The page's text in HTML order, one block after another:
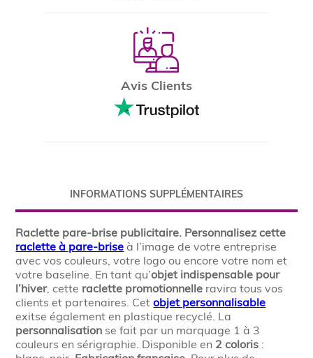
Avis Clients
INFORMATIONS SUPPLÉMENTAIRES
Raclette pare-brise publicitaire. Personnalisez cette
raclette à pare-brise à l’image de votre entreprise
avec vos couleurs, votre logo ou encore votre nom et
votre baseline. En tant qu’objet indispensable pour
l’hiver, cette raclette promotionnelle ravira tous vos
clients et partenaires. Cetobjet personnalisable
exitse également en plastique recyclé. La
personnalisation se fait par un marquage 1 à 3
couleurs en sérigraphie. Disponible en 2 coloris :